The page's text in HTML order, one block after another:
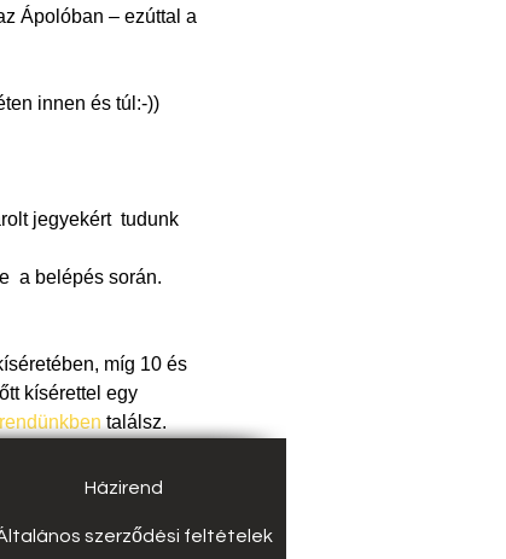
Ápolóban – ezúttal a
innen és túl:-))
jegyekért  tudunk
a belépés során.
míg 10 és
kísérettel egy
találsz.
Házirend
szerződési feltételek